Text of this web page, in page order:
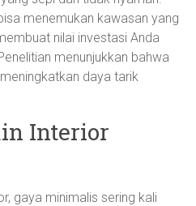
menemukan kawasan yang
nilai investasi Anda
menunjukkan bahwa
daya tarik
Interior
gaya minimalis sering kali